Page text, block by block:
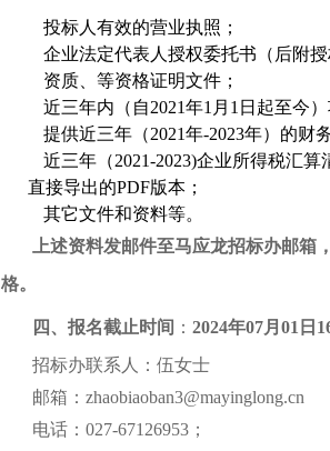
投标人有效的营业执照；
企业法定代表人授权委托书（后附
资质、等资格证明文件；
近三年内（ 自2021年1 月 1 日起至今
提供近三年（2021年-2023年）的财
近三年（2021-2023)企业所得税汇算
直接导出的PDF版本；
其它文件和资料等。
上述资料发邮件至马应龙招标办邮
格。
四、报名截止时间 ： 2024年07月01日
招标办联系人：伍女士
邮箱：zhaobiaoban3@mayinglong.cn
电话：027-67126953 ；